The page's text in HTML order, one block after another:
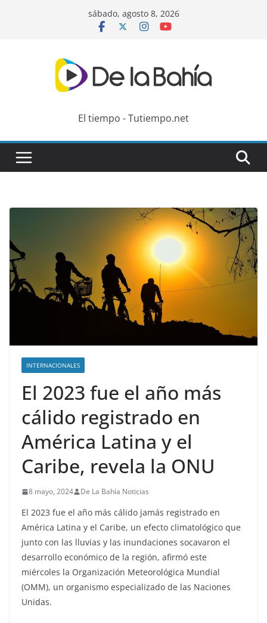
sábado, agosto 8, 2026
El tiempo - Tutiempo.net
INTERNACIONALES
El 2023 fue el año más
cálido registrado en
América Latina y el
Caribe, revela la ONU
8 mayo, 2024 De La Bahía Noticias
El 2023 fue el año más cálido jamás registrado en
América Latina y el Caribe, un efecto climatológico que
junto con las lluvias y las inundaciones socavaron el
desarrollo económico de la región, afirmó este
miércoles la Organización Meteorológica Mundial
(OMM), un organismo especializado de las Naciones
Unidas.